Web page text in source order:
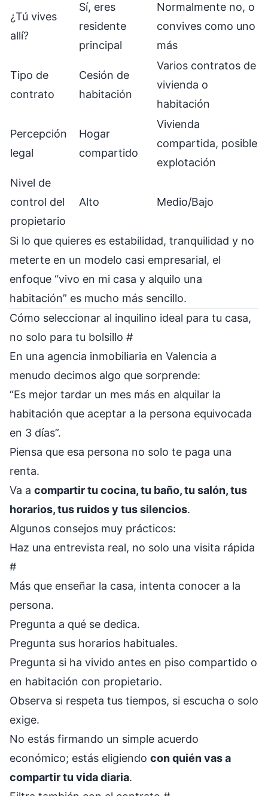
¿Tú vives
allí?
Sí, eres
residente
principal
Normalmente no, o
convives como uno
más
Tipo de
contrato
Cesión de
habitación
Varios contratos de
vivienda o
habitación
Percepción
legal
Hogar
compartido
Vivienda
compartida, posible
explotación
Nivel de
control del
propietario
Alto Medio/Bajo
Si lo que quieres es estabilidad, tranquilidad y no
meterte en un modelo casi empresarial, el
enfoque “vivo en mi casa y alquilo una
habitación” es mucho más sencillo.
Cómo seleccionar al inquilino ideal para tu casa,
no solo para tu bolsillo #
En una agencia inmobiliaria en Valencia a
menudo decimos algo que sorprende:
“Es mejor tardar un mes más en alquilar la
habitación que aceptar a la persona equivocada
en 3 días”.
Piensa que esa persona no solo te paga una
renta.
Va a compartir tu cocina, tu baño, tu salón, tus
horarios, tus ruidos y tus silencios.
Algunos consejos muy prácticos:
Haz una entrevista real, no solo una visita rápida
#
Más que enseñar la casa, intenta conocer a la
persona.
Pregunta a qué se dedica.
Pregunta sus horarios habituales.
Pregunta si ha vivido antes en piso compartido o
en habitación con propietario.
Observa si respeta tus tiempos, si escucha o solo
exige.
No estás firmando un simple acuerdo
económico; estás eligiendo con quién vas a
compartir tu vida diaria.